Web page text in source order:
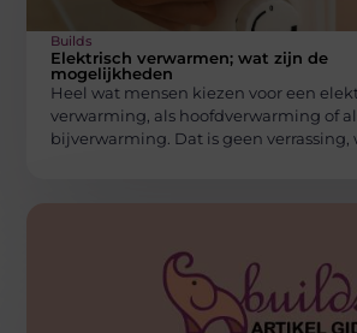
Builds
Elektrisch verwarmen; wat zijn de
mogelijkheden
Heel wat mensen kiezen voor een
verwarming, als hoofdverwarming of
bijverwarming. Dat is geen